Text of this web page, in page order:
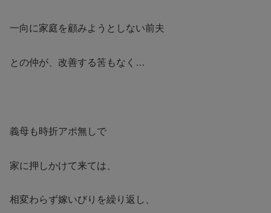
一向に家庭を顧みようとしない前夫
との仲が、改善する筈もなく…
義母も時折アポ無しで
家に押しかけて来ては、
相変わらず嫁いびりを繰り返し、